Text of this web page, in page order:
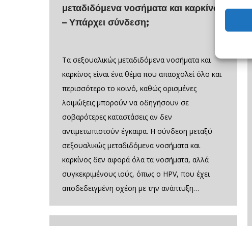
μεταδιδόμενα νοσήματα και καρκίνος
– Υπάρχει σύνδεση;
Τα σεξουαλικώς μεταδιδόμενα νοσήματα και
καρκίνος είναι ένα θέμα που απασχολεί όλο και
περισσότερο το κοινό, καθώς ορισμένες
λοιμώξεις μπορούν να οδηγήσουν σε
σοβαρότερες καταστάσεις αν δεν
αντιμετωπιστούν έγκαιρα. Η σύνδεση μεταξύ
σεξουαλικώς μεταδιδόμενα νοσήματα και
καρκίνος δεν αφορά όλα τα νοσήματα, αλλά
συγκεκριμένους ιούς, όπως ο HPV, που έχει
αποδεδειγμένη σχέση με την ανάπτυξη…